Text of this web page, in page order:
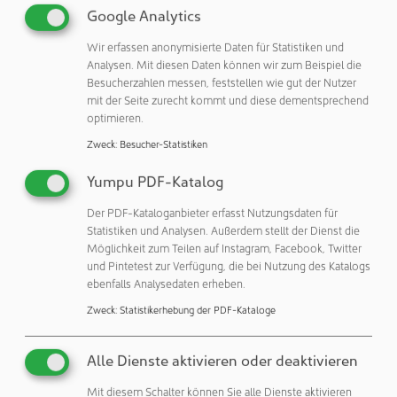
Fermentation Monitor QWX43. Dank der datenbasierten
Optimierung von Gärprozessen reduziert sich Zeit und
Aufwand für Laboranalysen und Spindeln. Aber auch für
die Präzisionsfermentation bietet Endress+Hauser die
passende Messtechnik, um eine hohe Ausbeute in
biotechnologischen Produktionsverfahren sicherzustellen.
Mit Hilfe der Memosenstechnologie kann bei der
Verfahrensentwicklung vom Labor- bis zum
Großfermenter immer auf die gleichen Sensoren
zurückgegriffen werden.
Produkt-Highlights für die Lebensmittel- und
Getränkeindustrie
– Fermentation Monitor QWX43 – Kontinuierliche
sind - zum Beispiel bei Bier.
– Memosens CCS51D, der Sensor für die Messung von
freiem Chlor
Google Analytics
Wir erfassen anonymisierte Daten für Statistiken und
Analysen. Mit diesen Daten können wir zum Beispiel die
Besucherzahlen messen, feststellen wie gut der Nutzer
mit der Seite zurecht kommt und diese dementsprechend
optimieren.
Zweck: Besucher-Statistiken
Yumpu PDF-Katalog
Der PDF-Kataloganbieter erfasst Nutzungsdaten für
Statistiken und Analysen. Außerdem stellt der Dienst die
Möglichkeit zum Teilen auf Instagram, Facebook, Twitter
und Pintetest zur Verfügung, die bei Nutzung des Katalogs
ebenfalls Analysedaten erheben.
Zweck: Statistikerhebung der PDF-Kataloge
Alle Dienste aktivieren oder deaktivieren
Mit diesem Schalter können Sie alle Dienste aktivieren